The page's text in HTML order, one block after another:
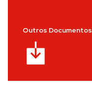
Outros Documentos